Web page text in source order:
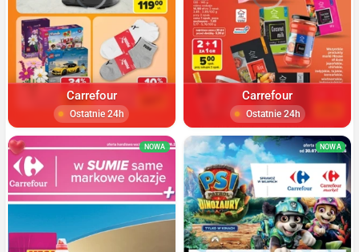
Carrefour
Ostatnie 24h
Carrefour
Ostatnie 24h
NOWA NOWA